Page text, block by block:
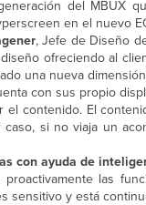
del MBUX
en el nuevo
, Jefe de Diseño
ofreciendo al
una nueva
con sus propio
el contenido. El
caso, si no viaja un
con ayuda de
proactivamente las
sensitivo y está